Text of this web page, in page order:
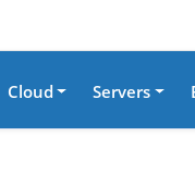
Cloud Servers